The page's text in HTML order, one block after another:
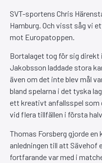
SVT-sportens Chris
Hamburg. Och visst såg vi
mot Europatoppen.
Bortalaget tog för sig direkt
Jakobsson laddade stora
även om det inte blev mål
bland spelarna i det tyska
ett kreativt anfallsspel som
vid flera tillfällen i första
Thomas Forsberg gjorde
anledningen till att Sävehof
fortfarande var med i